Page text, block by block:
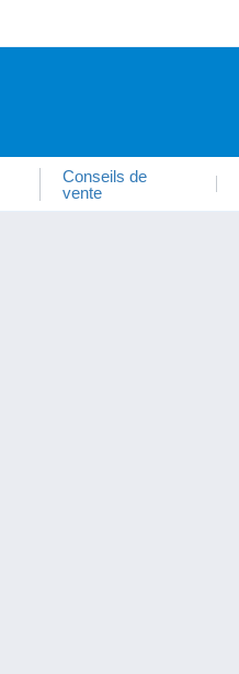
Conseils de
vente